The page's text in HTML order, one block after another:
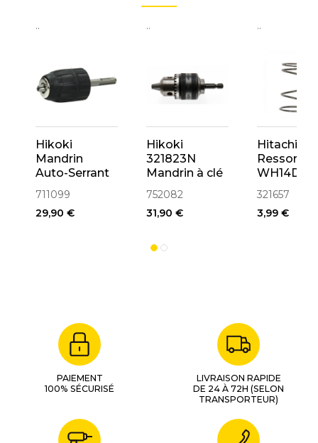
..
Hikoki
Mandrin
Auto-Serrant
avec
Adaptateur
SDS-PLUS
711099
29,90 €
..
Hikoki
321823N
Mandrin à clé
ø10mm pour
Visseuse
(752082)
752082
31,90 €
..
Hitachi
Ressort
WH14DL,
WH18DL
321657
3,99 €
PAIEMENT
100% SÉCURISÉ
LIVRAISON RAPIDE
DE 24 À 72H (SELON
TRANSPORTEUR)